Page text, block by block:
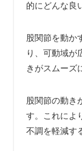
的にどんな良
股関節を動か
り、可動域が
きがスムーズ
股関節の動き
す。これによ
不調を軽減す